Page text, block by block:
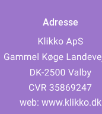
Adresse
web: www.klikko.dk